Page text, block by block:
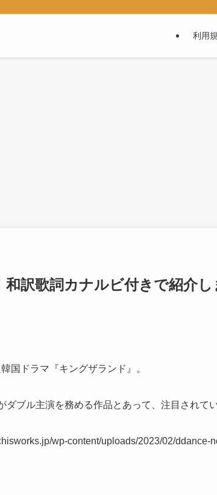
利用
訳歌詞カナルビ付きで紹介し
国ドラマ 『キングザランド』 。
ダブル主演を務める作品とあって、注目されて
wp-content/uploads/2023/02/ddance-